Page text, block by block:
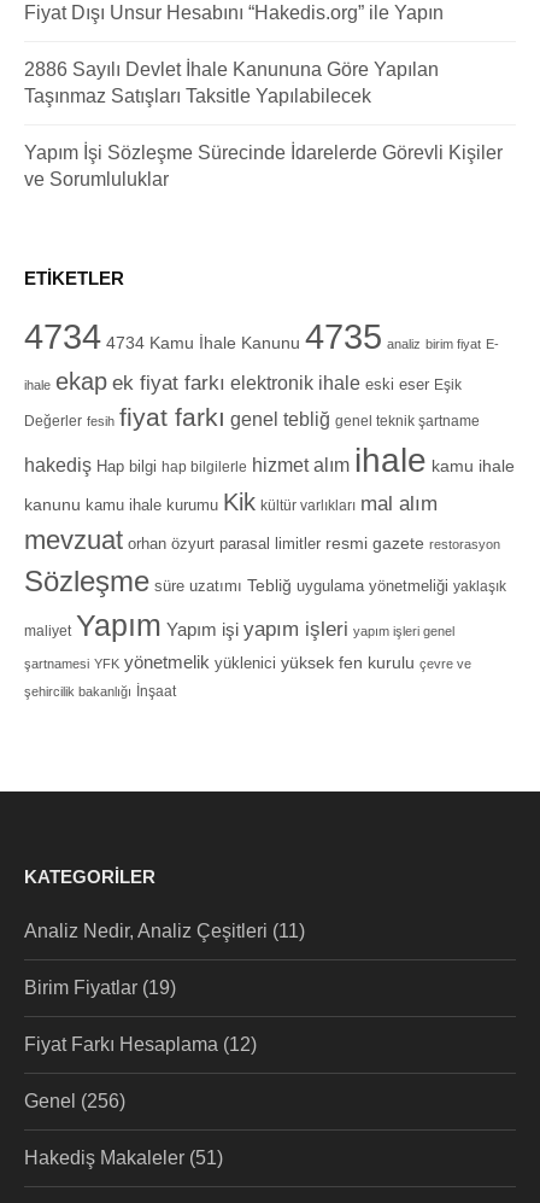
Fiyat Dışı Unsur Hesabını “Hakedis.org” ile Yapın
2886 Sayılı Devlet İhale Kanununa Göre Yapılan
Taşınmaz Satışları Taksitle Yapılabilecek
Yapım İşi Sözleşme Sürecinde İdarelerde Görevli Kişiler
ve Sorumluluklar
ETIKETLER
4734 4734 Kamu İhale Kanunu 4735 analiz birim fiyat E-
ihale ekap ek fiyat farkı elektronik ihale eski eser Eşik
Değerler fesih fiyat farkı genel tebliğ genel teknik şartname
hakediş Hap bilgi hap bilgilerle hizmet alım ihale kamu ihale
kanunu kamu ihale kurumu Kik kültür varlıkları mal alım
mevzuat orhan özyurt parasal limitler resmi gazete restorasyon
Sözleşme süre uzatımı Tebliğ uygulama yönetmeliği yaklaşık
maliyet Yapım Yapım işi yapım işleri yapım işleri genel
şartnamesi YFK yönetmelik yüklenici yüksek fen kurulu çevre ve
şehircilik bakanlığı
İnşaat
KATEGORILER
Analiz Nedir, Analiz Çeşitleri (11)
Birim Fiyatlar (19)
Fiyat Farkı Hesaplama (12)
Genel (256)
Hakediş Makaleler (51)